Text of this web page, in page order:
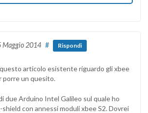
Maggio 2014 # Rispondi
questo articolo esistente riguardo gli xbee
un quesito.
due Arduino Intel Galileo sul quale ho
con annessi moduli xbee S2. Dovrei